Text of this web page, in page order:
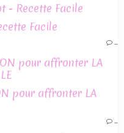
- Recette Facile
pour affronter LA